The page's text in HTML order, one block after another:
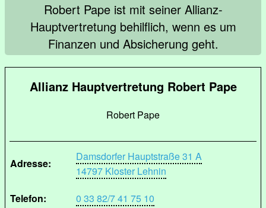
Robert Pape ist mit seiner Allianz-
Hauptvertretung behilflich, wenn es um
Finanzen und Absicherung geht.
Allianz Hauptvertretung Robert Pape
Robert Pape
Adresse:
Damsdorfer Hauptstraße 31 A
14797 Kloster Lehnin
Telefon:
0 33 82/7 41 75 10